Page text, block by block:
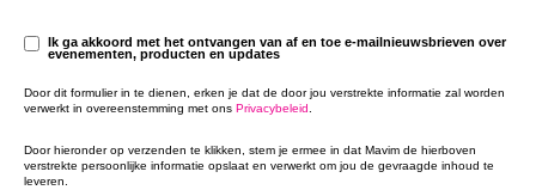
Ik ga akkoord met het ontvangen van af en toe e-mailnieuwsbrieven over
evenementen, producten en updates
Door dit formulier in te dienen, erken je dat de door jou verstrekte informatie zal worden
verwerkt in overeenstemming met ons Privacybeleid
Door hieronder op verzenden te klikken, stem je ermee in dat Mavim de hierboven
verstrekte persoonlijke informatie opslaat en verwerkt om jou de gevraagde inhoud te
leveren.